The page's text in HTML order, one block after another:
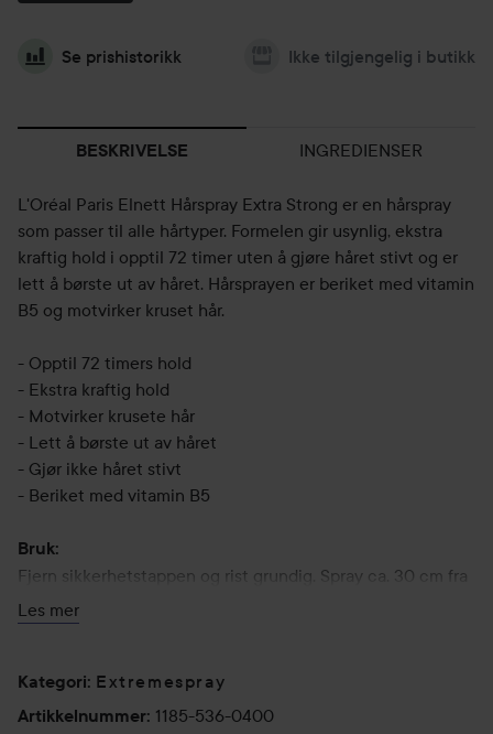
Se prishistorikk Ikke tilgjengelig i butikk
BESKRIVELSE INGREDIENSER
L'Oréal Paris Elnett Hårspray Extra Strong er en hårspray
som passer til alle hårtyper. Formelen gir usynlig, ekstra
kraftig hold i opptil 72 timer uten å gjøre håret stivt og er
lett å børste ut av håret. Hårsprayen er beriket med vitamin
B5 og motvirker kruset hår.
- Opptil 72 timers hold
- Ekstra kraftig hold
- Motvirker krusete hår
- Lett å børste ut av håret
- Gjør ikke håret stivt
- Beriket med vitamin B5
Bruk:
Fjern sikkerhetstappen og rist grundig. Spray ca. 30 cm fra
håret. Ved tilstopning skyll spraydysen i varmt vann.
Les mer
Kategori: Extremespray
Artikkelnummer: 1185-536-0400